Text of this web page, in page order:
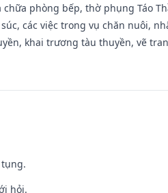
phòng bếp, thờ phụng Táo
các việc trong vụ chăn nuôi,
khai trương tàu thuyền, vẽ
hỏi.